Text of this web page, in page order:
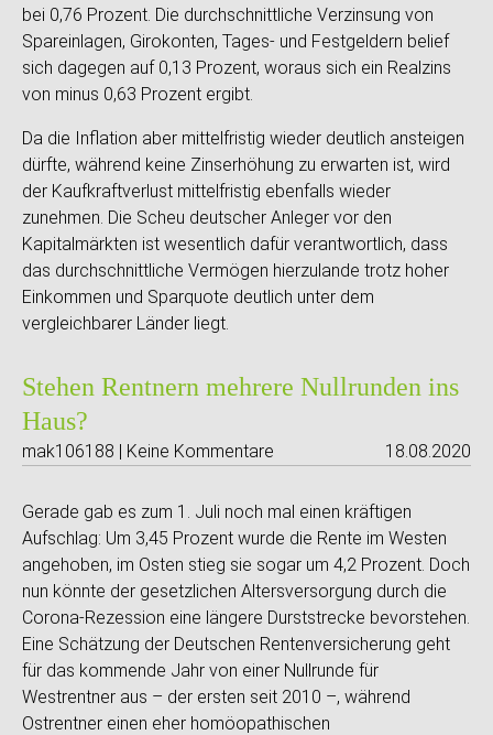
bei 0,76 Prozent. Die durchschnittliche Verzinsung von
Spareinlagen, Girokonten, Tages- und Festgeldern belief
sich dagegen auf 0,13 Prozent, woraus sich ein Realzins
von minus 0,63 Prozent ergibt.
Da die Inflation aber mittelfristig wieder deutlich ansteigen
dürfte, während keine Zinserhöhung zu erwarten ist, wird
der Kaufkraftverlust mittelfristig ebenfalls wieder
zunehmen. Die Scheu deutscher Anleger vor den
Kapitalmärkten ist wesentlich dafür verantwortlich, dass
das durchschnittliche Vermögen hierzulande trotz hoher
Einkommen und Sparquote deutlich unter dem
vergleichbarer Länder liegt.
Stehen Rentnern mehrere Nullrunden ins
Haus?
mak106188 | Keine Kommentare 18.08.2020
Gerade gab es zum 1. Juli noch mal einen kräftigen
Aufschlag: Um 3,45 Prozent wurde die Rente im Westen
angehoben, im Osten stieg sie sogar um 4,2 Prozent. Doch
nun könnte der gesetzlichen Altersversorgung durch die
Corona-Rezession eine längere Durststrecke bevorstehen.
Eine Schätzung der Deutschen Rentenversicherung geht
für das kommende Jahr von einer Nullrunde für
Westrentner aus – der ersten seit 2010 –, während
Ostrentner einen eher homöopathischen